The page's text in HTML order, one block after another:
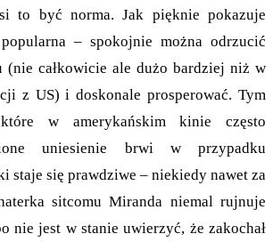
to być norma. Jak pięknie pokazuje
– spokojnie można odrzucić
(nie całkowicie ale dużo bardziej niż w
z US) i doskonale prosperować. Tym
w amerykańskim kinie często
uniesienie brwi w przypadku
staje się prawdziwe – niekiedy nawet za
sitcomu Miranda niemal rujnuje
nie jest w stanie uwierzyć, że zakochał